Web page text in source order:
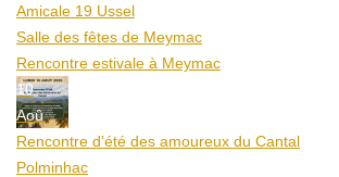
Amicale 19 Ussel
Salle des fêtes de Meymac
Rencontre estivale à Meymac
10
Aoû
Rencontre d'été des amoureux du Cantal
Polminhac